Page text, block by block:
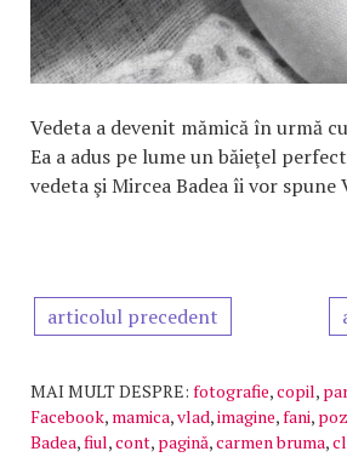
Vedeta a devenit mămică în urmă
Ea a adus pe lume un băieţel
vedeta şi Mircea Badea îi vor spune
articolul precedent
MAI MULT DESPRE: fotografie,copil,
Facebook, mamica,vlad,imagine,fani,
Badea,fiul,cont, pagină,carmen bruma,